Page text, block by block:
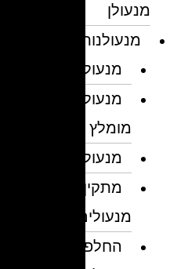
מנעולן
מנעולנות
מנעולן
מנעולן
מומלץ
מנעולנים
מתקין
מנעולים
החלפת